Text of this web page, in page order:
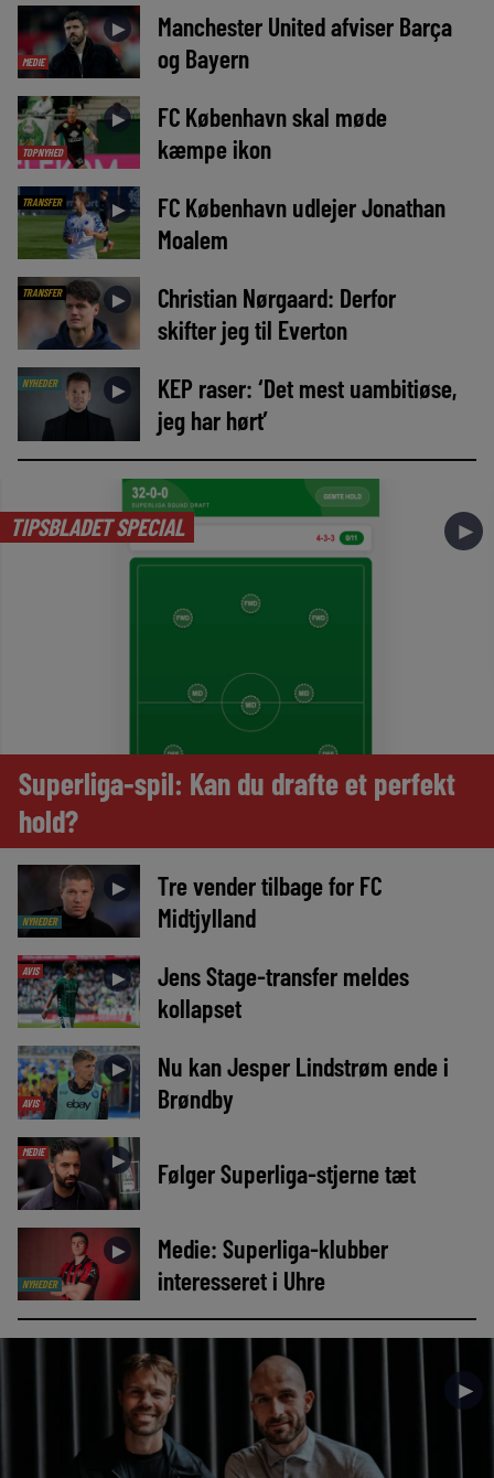
MEDIE
►
Manchester United afviser Barça
og Bayern
TOPNYHED
►
FC København skal møde
kæmpe ikon
TRANSFER ►
FC København udlejer Jonathan
Moalem
TRANSFER ►
Christian Nørgaard: Derfor
skifter jeg til Everton
NYHEDER ►
KEP raser: ‘Det mest uambitiøse,
jeg har hørt’
TIPSBLADET SPECIAL ►
Superliga-spil: Kan du drafte et perfekt
hold?
NYHEDER
►
Tre vender tilbage for FC
Midtjylland
AVIS ►
Jens Stage-transfer meldes
kollapset
AVIS
►
Nu kan Jesper Lindstrøm ende i
Brøndby
MEDIE ► Følger Superliga-stjerne tæt
NYHEDER
►
Medie: Superliga-klubber
interesseret i Uhre
►